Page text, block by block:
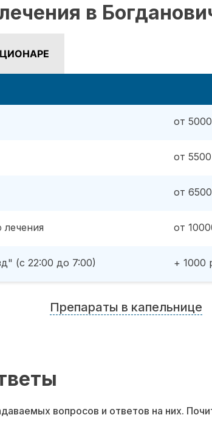
в
от
от
от
лечения от
(с 22:00 до 7:00) + 1000
Препараты в капельнице
вопросов и ответов на них.